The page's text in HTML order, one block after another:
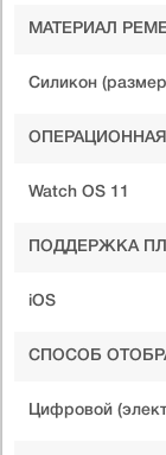
МАТЕРИАЛ
Силикон
Watch OS 11
ПОДДЕРЖКА
iOS
СПОСОБ
Цифровой